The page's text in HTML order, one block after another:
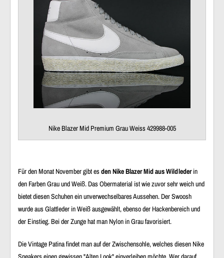
Nike Blazer Mid Premium Grau Weiss 429988-005
Für den Monat November gibt esden Nike Blazer Mid aus Wildlederin
den Farben Grau und Weiß. Das Obermaterial ist wie zuvor sehr weich und
bietet diesen Schuhen ein unverwechselbares Aussehen. Der Swoosh
wurde aus Glattleder in Weiß ausgewählt, ebenso der Hackenbereich und
der Einstieg. Bei der Zunge hat man Nylon in Grau favorisiert.
Die Vintage Patina findet man auf der Zwischensohle, welches diesen Nike